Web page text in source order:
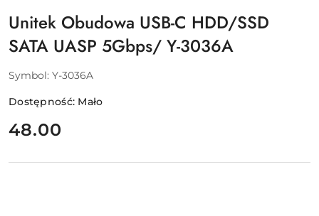
Unitek Obudowa USB-C HDD/SSD
SATA UASP 5Gbps/ Y-3036A
Symbol: Y-3036A
Dostępność: Mało
cena:
48.00